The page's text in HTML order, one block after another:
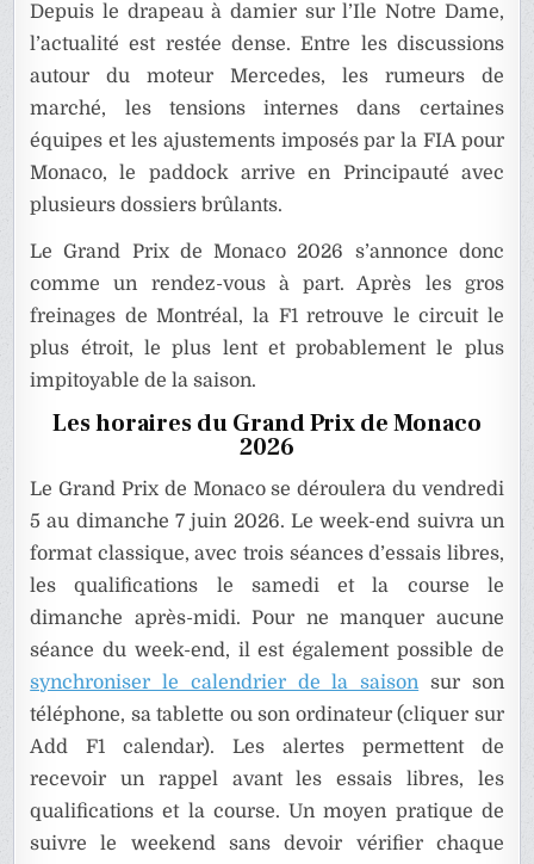
Depuis le drapeau à damier sur l’Ile Notre Dame,
l’actualité est restée dense. Entre les discussions
autour du moteur Mercedes, les rumeurs de
marché, les tensions internes dans certaines
équipes et les ajustements imposés par la FIA pour
Monaco, le paddock arrive en Principauté avec
plusieurs dossiers brûlants.
Le Grand Prix de Monaco 2026 s’annonce donc
comme un rendez-vous à part. Après les gros
freinages de Montréal, la F1 retrouve le circuit le
plus étroit, le plus lent et probablement le plus
impitoyable de la saison.
Les horaires du Grand Prix de Monaco
2026
Le Grand Prix de Monaco se déroulera du vendredi
5 au dimanche 7 juin 2026. Le week-end suivra un
format classique, avec trois séances d’essais libres,
les qualifications le samedi et la course le
dimanche après-midi. Pour ne manquer aucune
séance du week-end, il est également possible de
synchroniser le calendrier de la saison sur son
téléphone, sa tablette ou son ordinateur (cliquer sur
Add F1 calendar). Les alertes permettent de
recevoir un rappel avant les essais libres, les
qualifications et la course. Un moyen pratique de
suivre le weekend sans devoir vérifier chaque